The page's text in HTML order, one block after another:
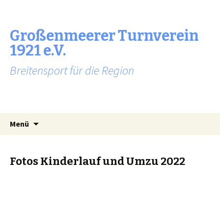
Großenmeerer Turnverein
1921 e.V.
Breitensport für die Region
Menü
Fotos Kinderlauf und Umzu 2022